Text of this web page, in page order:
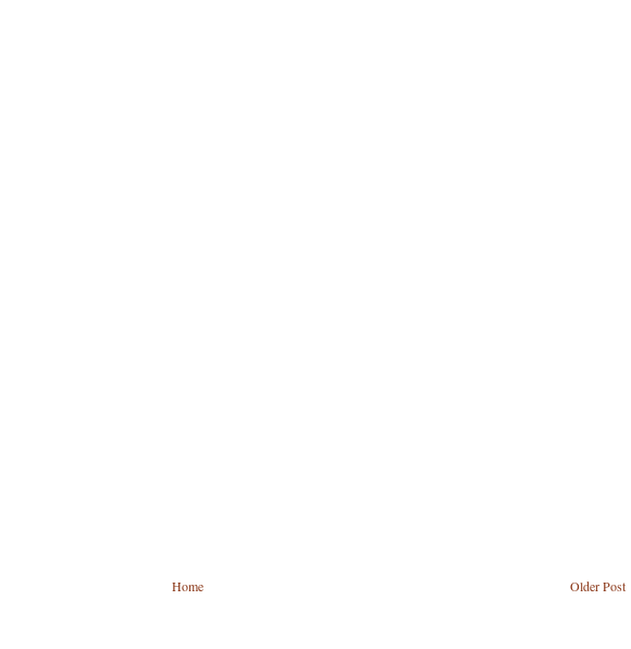
Older Post
Home